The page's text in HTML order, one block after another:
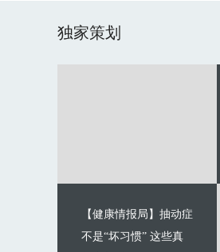
独家策划
【健康情报局】抽动症
不是“坏习惯” 这些真